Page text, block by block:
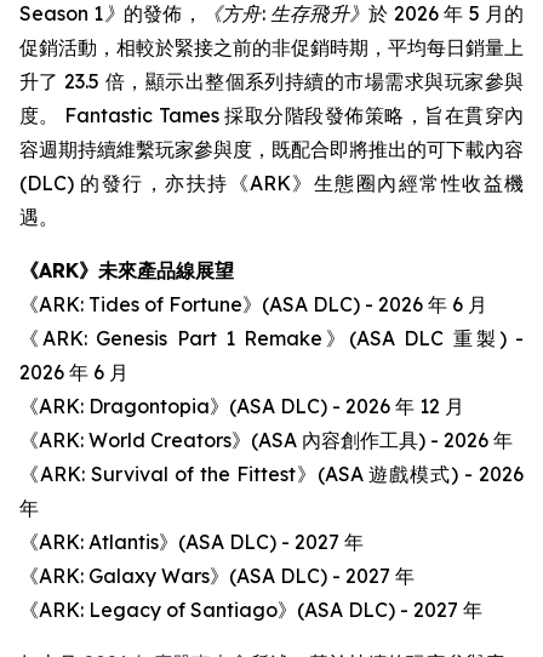
Season 1》 的發佈， 《方舟: 生存飛升》於 2026 年 5 月的
促銷活動，相較於緊接之前的非促銷時期，平均每日銷量上
升了 23.5 倍，顯示出整個系列持續的市場需求與玩家參與
度。 Fantastic Tames 採取分階段發佈策略，旨在貫穿內
容週期持續維繫玩家參與度，既配合即將推出的可下載內容
(DLC) 的發行，亦扶持《ARK》生態圈內經常性收益機
遇。
《ARK》未來產品線展望
《ARK: Tides of Fortune》(ASA DLC) - 2026 年 6 月
《ARK: Genesis Part 1 Remake》(ASA DLC 重製) -
2026 年 6 月
《ARK: Dragontopia》(ASA DLC) - 2026 年 12 月
《ARK: World Creators》(ASA 內容創作工具) - 2026 年
《ARK: Survival of the Fittest》(ASA 遊戲模式) - 2026
年
《ARK: Atlantis》(ASA DLC) - 2027 年
《ARK: Galaxy Wars》(ASA DLC) - 2027 年
《ARK: Legacy of Santiago》(ASA DLC) - 2027 年